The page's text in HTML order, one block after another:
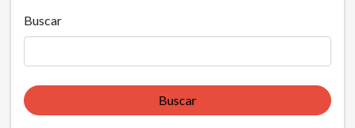
Buscar
Buscar